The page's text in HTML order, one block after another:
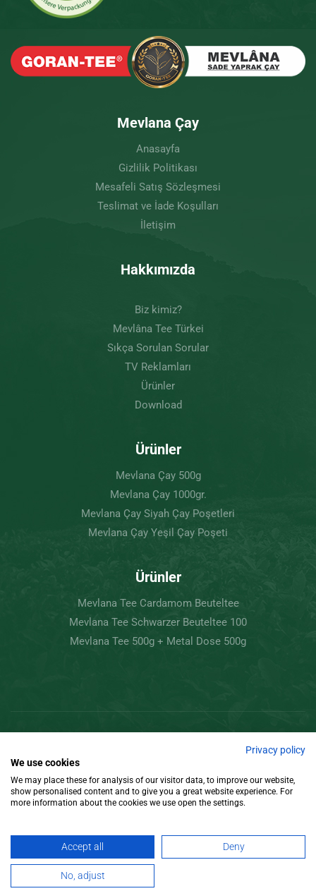
Mevlana Çay
Anasayfa
Gizlilik Politikası
Mesafeli Satış Sözleşmesi
Teslimat ve İade Koşulları
İletişim
Hakkımızda
Biz kimiz?
Mevlâna Tee Türkei
Sıkça Sorulan Sorular
TV Reklamları
Ürünler
Download
Ürünler
Mevlana Çay 500g
Mevlana Çay 1000gr.
Mevlana Çay Siyah Çay Poşetleri
Mevlana Çay Yeşil Çay Poşeti
Ürünler
Mevlana Tee Cardamom Beuteltee
Mevlana Tee Schwarzer Beuteltee 100
Mevlana Tee 500g + Metal Dose 500g
Tasarım
Privacy policy
We use cookies
We may place these for analysis of our visitor data, to improve our website,
show personalised content and to give you a great website experience. For
more information about the cookies we use open the settings.
Accept all Deny
No, adjust